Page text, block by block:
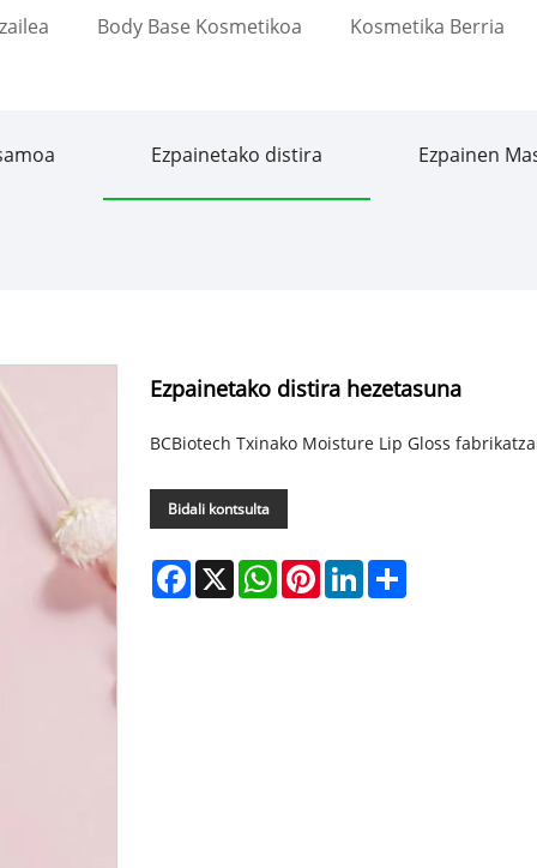
Body Base Kosmetikoa Kosmetika Berria
Ezpainetako distira Ezpainen
Ezpainetako distira hezetasuna
BCBiotech Txinako Moisture Lip Gloss
Bidali kontsulta
Facebook
X WhatsApp
PinterestLinkedIn